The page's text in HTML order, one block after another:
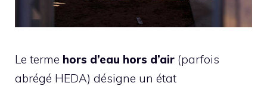
Le terme hors d’eau hors d’air (parfois
abrégé HEDA) désigne un état